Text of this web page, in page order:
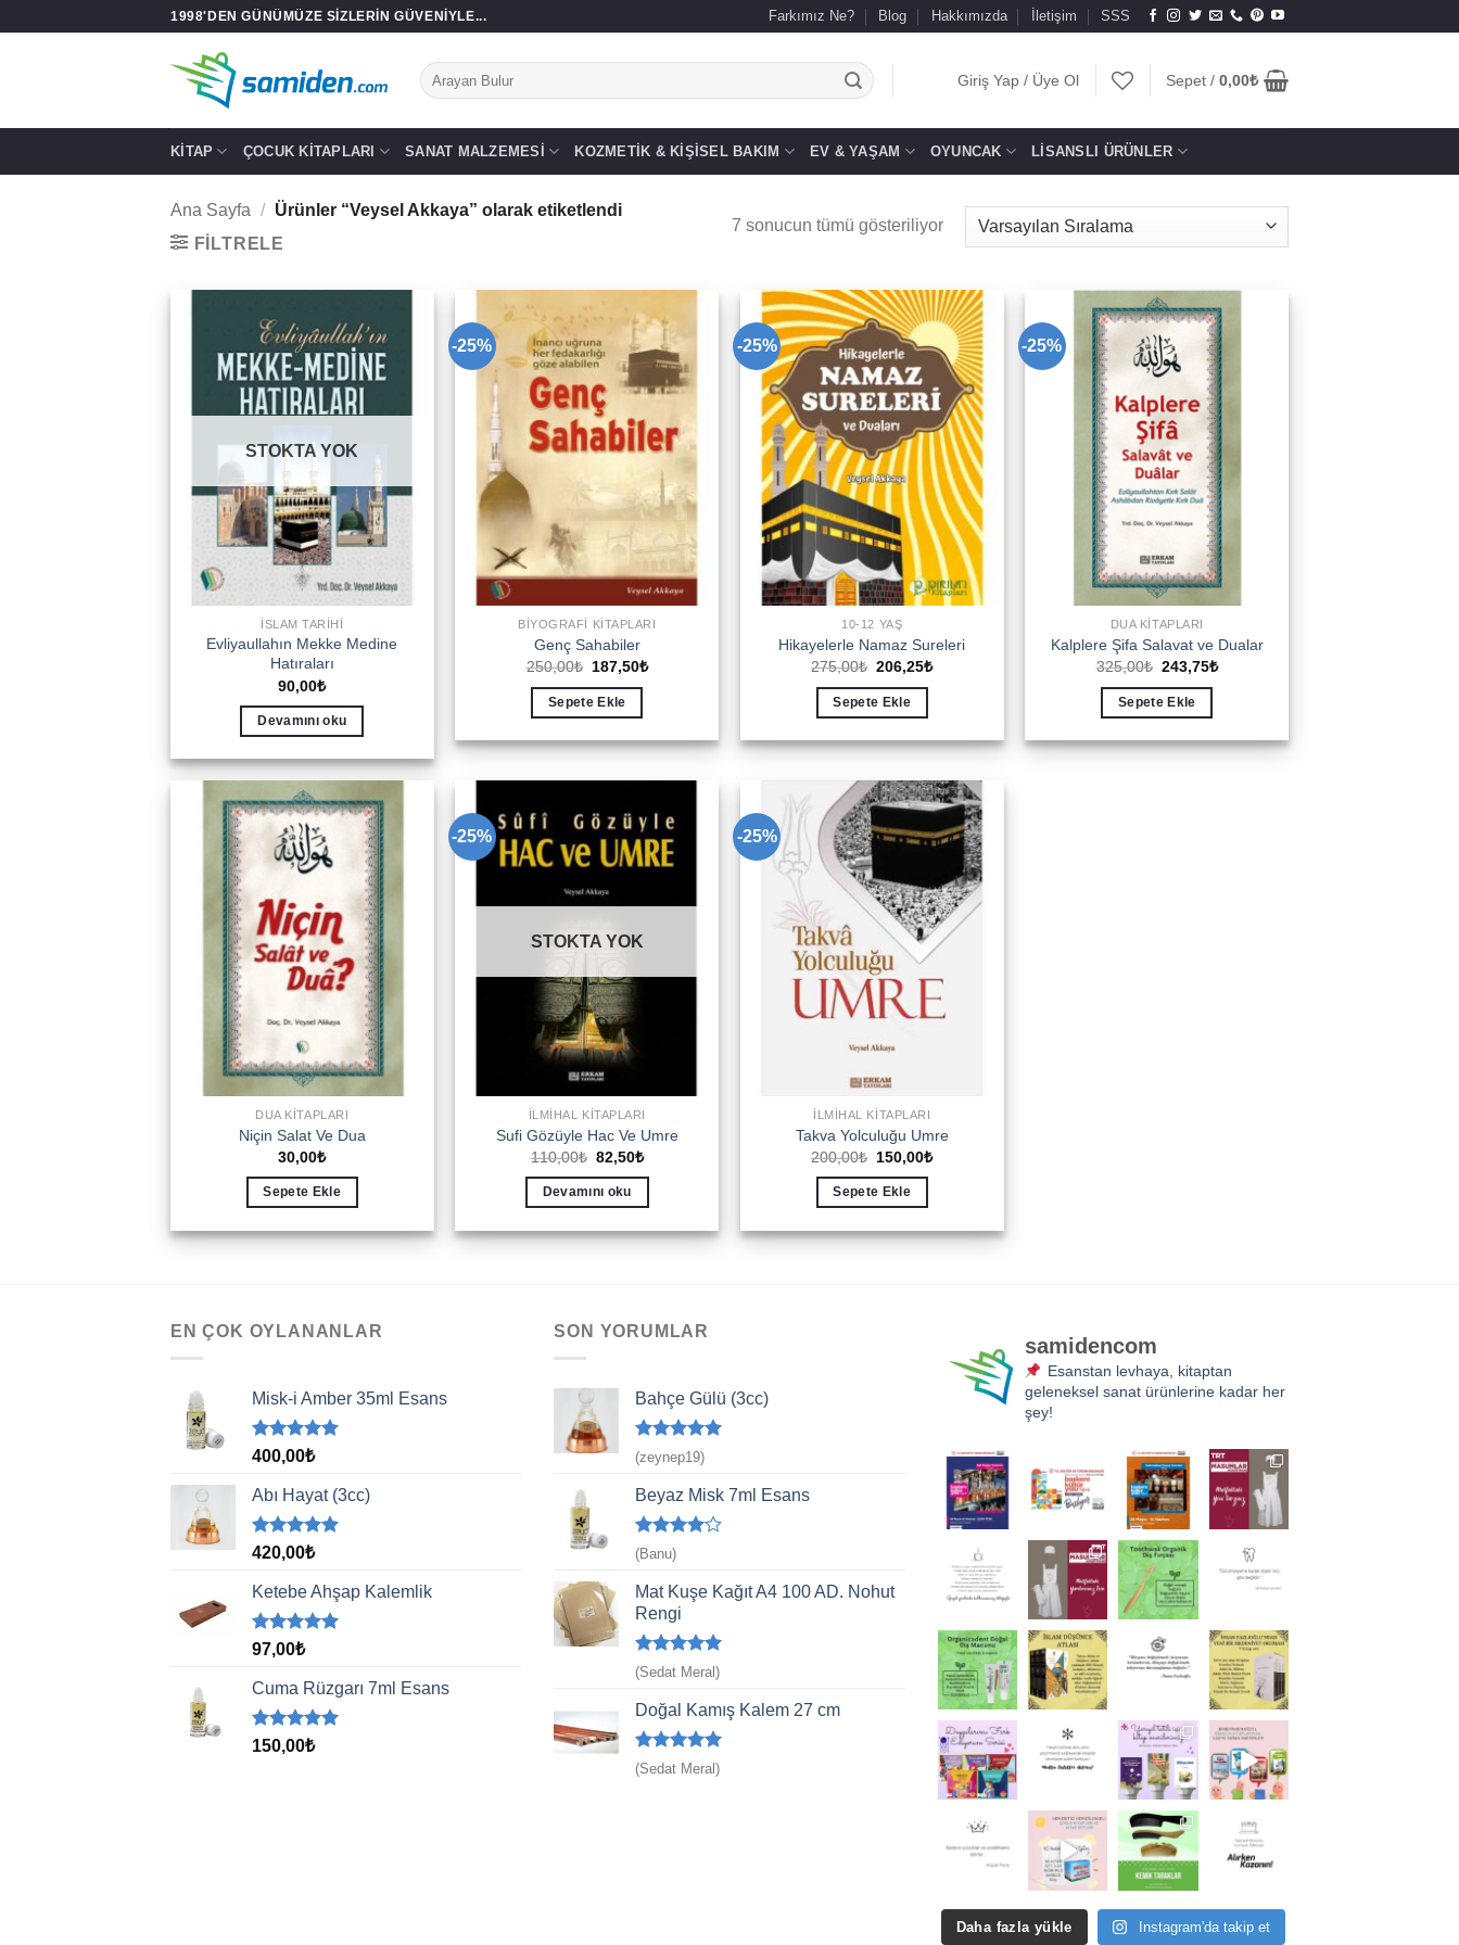
1998'DEN GÜNÜMÜZE SIZLERIN GÜVENIYLE... Farkımız Ne? Blog Hakkımızda İletişim SSS
Ara:
Giriş Yap / Üye Ol Sepet / 0,00₺
KITAP ÇOCUK KITAPLARI SANAT MALZEMESI KOZMETIK & KIŞISEL BAKIM EV & YAŞAM OYUNCAK LISANSLI ÜRÜNLER
Ana Sayfa /
Ürünler “Veysel Akkaya” olarak etiketlendi
FILTRELE
7 sonucun tümü gösteriliyor
Add to
wishlist
STOKTA YOK
İSLAM TARIHI
Evliyaullahın Mekke Medine
Hatıraları
90,00₺
Devamını oku
-25%
Add to
wishlist
BIYOGRAFI KITAPLARI
Genç Sahabiler
250,00₺ Orijinal
250,00₺.
187,50₺Şu
Sepete Ekle
-25%
Add to
wishlist
10-12 YAŞ
Hikayelerle Namaz Sureleri
275,00₺ Orijinal
275,00₺.
206,25₺Şu
Sepete Ekle
-25%
DUA KITAPLARI
Kalplere Şifa Salavat ve Dualar
325,00₺ Orijinal
325,00₺.
243,75₺Şu
Sepete Ekle
Add to
wishlist
DUA KITAPLARI
Niçin Salat Ve Dua
30,00₺
Sepete Ekle
-25%
Add to
wishlist
STOKTA YOK
İLMIHAL KITAPLARI
Sufi Gözüyle Hac Ve Umre
110,00₺ Orijinal
110,00₺.
82,50₺Şu
Devamını oku
-25%
Add to
wishlist
İLMIHAL KITAPLARI
Takva Yolculuğu Umre
200,00₺ Orijinal
200,00₺.
150,00₺Şu
Sepete Ekle
EN ÇOK OYLANANLAR
Misk-i Amber 35ml Esans
5 üzerinden
aldı
400,00₺
Abı Hayat (3cc)
5 üzerinden
aldı
420,00₺
Ketebe Ahşap Kalemlik
5 üzerinden
aldı
97,00₺
Cuma Rüzgarı 7ml Esans
5 üzerinden
150,00₺
SON YORUMLAR
Bahçe Gülü (3cc)
5 üzerinden
5
oy aldı
(zeynep19)
Beyaz Misk 7ml Esans
5
üzerinden
4 oy aldı
(Banu)
Mat Kuşe Kağıt A4 100 AD. Nohut
Rengi
5 üzerinden
5
(Sedat Meral)
Doğal Kamış Kalem 27 cm
5 üzerinden
5
(Sedat Meral)
samidencom
Esanstan levhaya, kitaptan
geleneksel sanat ürünlerine kadar her
şey!
Daha fazla yükle Instagram'da takip et